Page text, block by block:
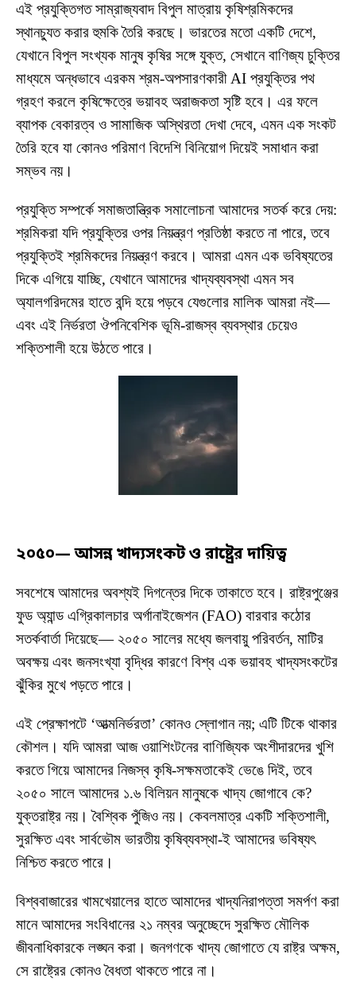
এই প্রযুক্তিগত সাম্রাজ্যবাদ বিপুল মাত্রায় কৃষিশ্রমিকদের
স্থানচ্যুত করার হুমকি তৈরি করছে। ভারতের মতো একটি দেশে,
যেখানে বিপুল সংখ্যক মানুষ কৃষির সঙ্গে যুক্ত, সেখানে বাণিজ্য চুক্তির
মাধ্যমে অন্ধভাবে এরকম শ্রম-অপসারণকারী AI প্রযুক্তির পথ
গ্রহণ করলে কৃষিক্ষেত্রে ভয়াবহ অরাজকতা সৃষ্টি হবে। এর ফলে
ব্যাপক বেকারত্ব ও সামাজিক অস্থিরতা দেখা দেবে, এমন এক সংকট
তৈরি হবে যা কোনও পরিমাণ বিদেশি বিনিয়োগ দিয়েই সমাধান করা
সম্ভব নয়।
প্রযুক্তি সম্পর্কে সমাজতান্ত্রিক সমালোচনা আমাদের সতর্ক করে দেয়:
শ্রমিকরা যদি প্রযুক্তির ওপর নিয়ন্ত্রণ প্রতিষ্ঠা করতে না পারে, তবে
প্রযুক্তিই শ্রমিকদের নিয়ন্ত্রণ করবে। আমরা এমন এক ভবিষ্যতের
দিকে এগিয়ে যাচ্ছি, যেখানে আমাদের খাদ্যব্যবস্থা এমন সব
অ্যালগরিদমের হাতে বন্দি হয়ে পড়বে যেগুলোর মালিক আমরা নই—
এবং এই নির্ভরতা ঔপনিবেশিক ভূমি-রাজস্ব ব্যবস্থার চেয়েও
শক্তিশালী হয়ে উঠতে পারে।
২০৫০— আসন্ন খাদ্যসংকট ও রাষ্ট্রের দায়িত্ব
সবশেষে আমাদের অবশ্যই দিগন্তের দিকে তাকাতে হবে। রাষ্ট্রপুঞ্জের
ফুড অ্যান্ড এগ্রিকালচার অর্গানাইজেশন (FAO) বারবার কঠোর
সতর্কবার্তা দিয়েছে— ২০৫০ সালের মধ্যে জলবায়ু পরিবর্তন, মাটির
অবক্ষয় এবং জনসংখ্যা বৃদ্ধির কারণে বিশ্ব এক ভয়াবহ খাদ্যসংকটের
ঝুঁকির মুখে পড়তে পারে।
এই প্রেক্ষাপটে ‘আত্মনির্ভরতা’ কোনও স্লোগান নয়; এটি টিকে থাকার
কৌশল। যদি আমরা আজ ওয়াশিংটনের বাণিজ্যিক অংশীদারদের খুশি
করতে গিয়ে আমাদের নিজস্ব কৃষি-সক্ষমতাকেই ভেঙে দিই, তবে
২০৫০ সালে আমাদের ১.৬ বিলিয়ন মানুষকে খাদ্য জোগাবে কে?
যুক্তরাষ্ট্র নয়। বৈশ্বিক পুঁজিও নয়। কেবলমাত্র একটি শক্তিশালী,
সুরক্ষিত এবং সার্বভৌম ভারতীয় কৃষিব্যবস্থা-ই আমাদের ভবিষ্যৎ
নিশ্চিত করতে পারে।
বিশ্ববাজারের খামখেয়ালের হাতে আমাদের খাদ্যনিরাপত্তা সমর্পণ করা
মানে আমাদের সংবিধানের ২১ নম্বর অনুচ্ছেদে সুরক্ষিত মৌলিক
জীবনাধিকারকে লঙ্ঘন করা। জনগণকে খাদ্য জোগাতে যে রাষ্ট্র অক্ষম,
সে রাষ্ট্রের কোনও বৈধতা থাকতে পারে না।